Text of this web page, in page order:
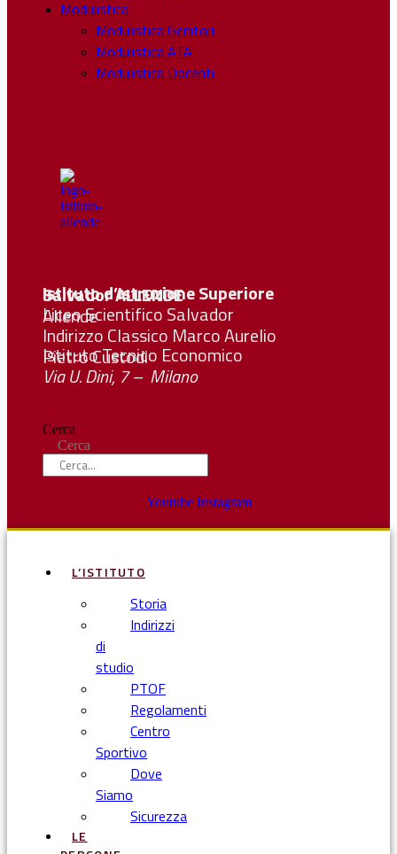
Modulistica
Modulistica Genitori
Modulistica ATA
Modulistica Docenti
Istituto d’Istruzione Superiore SalvadorALLENDE
Liceo Scientifico Salvador Allende
Indirizzo Classico Marco Aurelio
Istituto Tecnico Economico Pietro Custodi
Via U. Dini, 7 – Milano
Cerca
Cerca
Youtube Instagram
L’ISTITUTO
Storia
Indirizzi
di
studio
PTOF
Regolamenti
Centro
Sportivo
Dove
Siamo
Sicurezza
LE